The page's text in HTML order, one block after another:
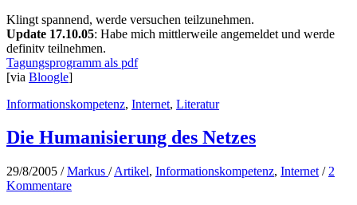
Klingt spannend, werde versuchen teilzunehmen.
Update 17.10.05: Habe mich mittlerweile angemeldet und werde
definitv teilnehmen.
Tagungsprogramm als pdf
[via Bloogle]
Informationskompetenz, Internet, Literatur
Die Humanisierung des Netzes
29/8/2005 /Markus /Artikel, Informationskompetenz, Internet / 2
Kommentare